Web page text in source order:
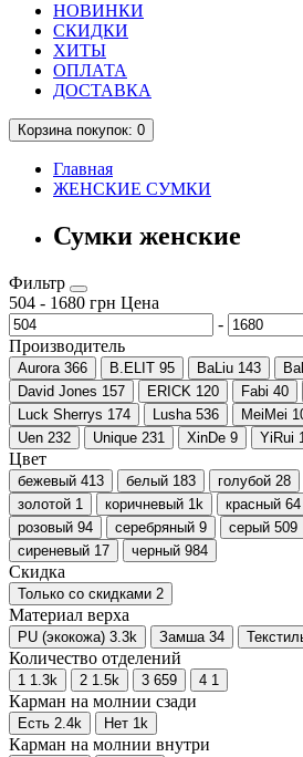
НОВИНКИ
СКИДКИ
ХИТЫ
ОПЛАТА
ДОСТАВКА
Корзинапокупок: 0
Главная
ЖЕНСКИЕ СУМКИ
Сумки женские
Фильтр
504 - 1680 грн Цена
-
Производитель
Aurora 366 B.ELIT 95 BaLiu 143
David Jones 157 ERICK 120 Fabi 40
Luck Sherrys 174 Lusha 536 MeiMei
Uen 232 Unique 231 XinDe 9 YiRui
Цвет
бежевый 413 белый 183 голубой 28
золотой 1 коричневый 1k красный 64
розовый 94 серебряный 9 серый 509
сиреневый 17 черный 984
Скидка
Только со cкидками 2
Материал верха
PU (экокожа) 3.3k Замша 34
Количество отделений
1 1.3k 2 1.5k 3 659 4 1
Карман на молнии сзади
Есть 2.4k Нет 1k
Карман на молнии внутри